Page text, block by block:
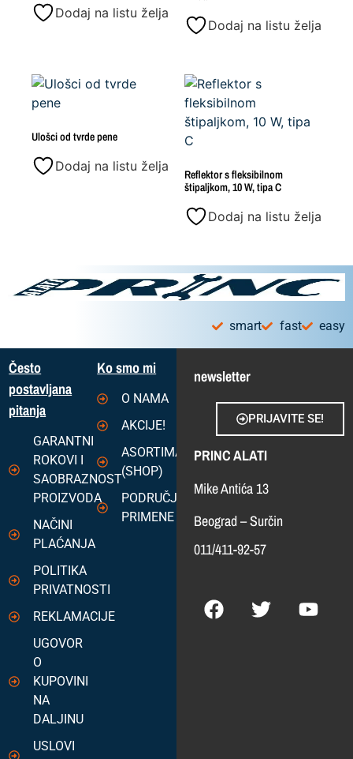
Dodaj na listu želja
Dodaj na listu želja
Ulošci od tvrde pene
Dodaj na listu želja
Reflektor s fleksibilnom
štipaljkom, 10 W, tipa C
Dodaj na listu želja
smart fast easy
Često
postavljana
pitanja
GARANTNI
ROKOVI I
SAOBRAZNOST
PROIZVODA
NAČINI
PLAĆANJA
POLITIKA
PRIVATNOSTI
REKLAMACIJE
UGOVOR
O
KUPOVINI
NA
DALJINU
USLOVI
Ko smo mi
O NAMA
AKCIJE!
ASORTIMAN
(SHOP)
PODRUČJA
PRIMENE
newsletter
PRIJAVITE SE!
PRINC ALATI
Mike Antića 13
Beograd – Surčin
011/411-92-57